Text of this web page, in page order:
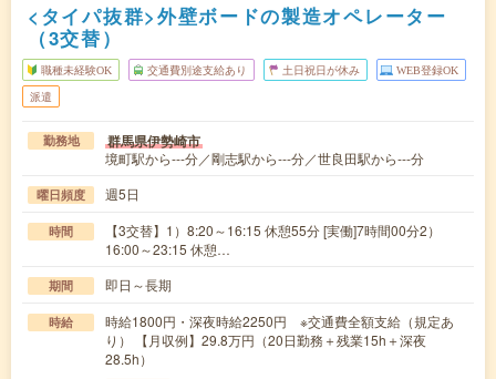
<タイパ抜群>外壁ボードの製造オペレーター
（3交替）
職種未経験OK 交通費別途支給あり 土日祝日が休み WEB登録OK
派遣
勤務地 群馬県伊勢崎市
境町駅から---分／剛志駅から---分／世良田駅から---分
曜日頻度 週5日
時間
【3交替】1）8:20～16:15 休憩55分 [実働]7時間00分2）
16:00～23:15 休憩…
期間 即日～長期
時給
時給1800円・深夜時給2250円 ※交通費全額支給（規定あ
り） 【月収例】29.8万円（20日勤務＋残業15h＋深夜
28.5h）